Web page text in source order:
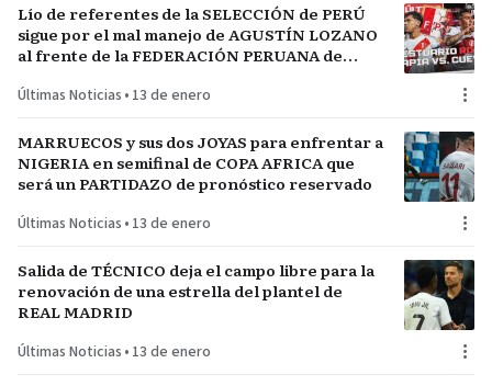
Lío de referentes de la SELECCIÓN de PERÚ
sigue por el mal manejo de AGUSTÍN LOZANO
al frente de la FEDERACIÓN PERUANA de
Últimas Noticias • 13 de enero
MARRUECOS y sus dos JOYAS para enfrentar a
NIGERIA en semifinal de COPA AFRICA que
será un PARTIDAZO de pronóstico reservado
Últimas Noticias • 13 de enero
Salida de TÉCNICO deja el campo libre para la
renovación de una estrella del plantel de
REAL MADRID
Últimas Noticias • 13 de enero